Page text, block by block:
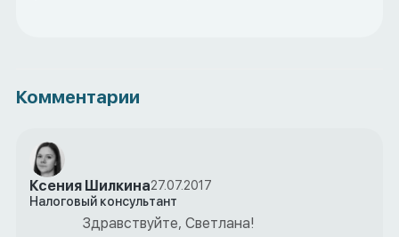
Комментарии
Ксения Шилкина27.07.2017
Налоговый консультант
Здравствуйте, Светлана!